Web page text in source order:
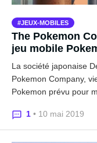
JEUX-MOBILES
The Pokemon
jeu mobile
La société japonaise
Pokemon Company,
Pokemon prévu pour
1 • 10 mai 2019